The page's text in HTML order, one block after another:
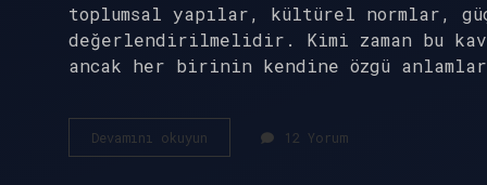
toplumsal yapılar, kültürel normlar,
değerlendirilmelidir. Kimi zaman bu
ancak her birinin kendine özgü
Devamını okuyun
tarikat
12 Yorum